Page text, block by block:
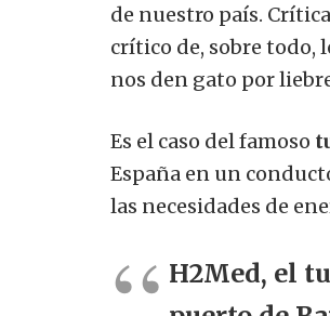
de nuestro país.
crítico de, sobre todo,
nos den gato por
Es el caso del famoso
España en un
las necesidades de
H2Med, el